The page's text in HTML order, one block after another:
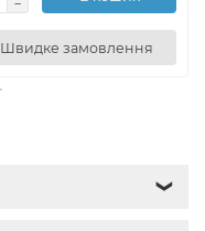
Швидке замовлення
❯